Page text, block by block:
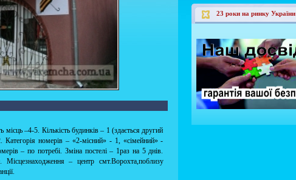
місць –4-5. Кількість будинків – 1 (здається другий
Категорія номерів – «2-місний» - 1, «сімейний» -
– по потребі. Зміна постелі – 1раз на 5 днів.
Місцезнаходження – центр смт.Ворохта,поблизу
23 роки на ринку України